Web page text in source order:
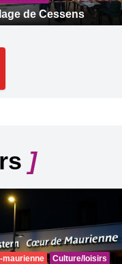
de Cessens
]
maurienne Culture/loisirs